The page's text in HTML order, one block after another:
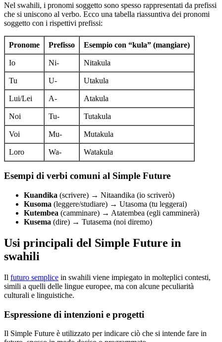
Nel swahili, i pronomi soggetto sono spesso rappresentati da prefissi
che si uniscono al verbo. Ecco una tabella riassuntiva dei pronomi
soggetto con i rispettivi prefissi:
Pronome Prefisso Esempio con “kula” (mangiare)
Io Ni- Nitakula
Tu U- Utakula
Lui/Lei A- Atakula
Noi Tu- Tutakula
Voi Mu- Mutakula
Loro Wa- Watakula
Esempi di verbi comuni al Simple Future
Kuandika (scrivere) → Nitaandika (io scriverò)
Kusoma (leggere/studiare) → Utasoma (tu leggerai)
Kutembea (camminare) → Atatembea (egli camminerà)
Kusema (dire) → Tutasema (noi diremo)
Usi principali del Simple Future in
swahili
Il futuro semplice in swahili viene impiegato in molteplici contesti,
simili a quelli delle lingue europee, ma con alcune peculiarità
culturali e linguistiche.
Espressione di intenzioni e progetti
Il Simple Future è utilizzato per indicare ciò che si intende fare in